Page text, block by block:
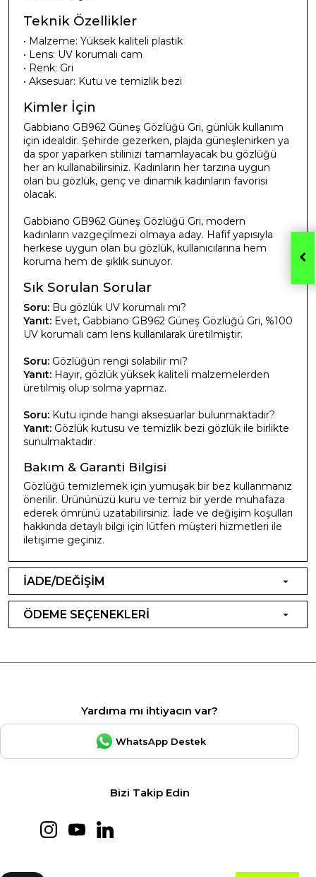
Teknik Özellikler
• Malzeme: Yüksek kaliteli plastik
• Lens: UV korumalı cam
• Renk: Gri
• Aksesuar: Kutu ve temizlik bezi
Kimler İçin
Gabbiano GB962 Güneş Gözlüğü Gri, günlük kullanım
için idealdir. Şehirde gezerken, plajda güneşlenirken ya
da spor yaparken stilinizi tamamlayacak bu gözlüğü
her an kullanabilirsiniz. Kadınların her tarzına uygun
olan bu gözlük, genç ve dinamik kadınların favorisi
olacak.
Gabbiano GB962 Güneş Gözlüğü Gri, modern
kadınların vazgeçilmezi olmaya aday. Hafif yapısıyla
herkese uygun olan bu gözlük, kullanıcılarına hem
koruma hem de şıklık sunuyor.
Sık Sorulan Sorular
Soru: Bu gözlük UV korumalı mı?
Yanıt: Evet, Gabbiano GB962 Güneş Gözlüğü Gri, %100
UV korumalı cam lens kullanılarak üretilmiştir.
Soru: Gözlüğün rengi solabilir mi?
Yanıt: Hayır, gözlük yüksek kaliteli malzemelerden
üretilmiş olup solma yapmaz.
Soru: Kutu içinde hangi aksesuarlar bulunmaktadır?
Yanıt: Gözlük kutusu ve temizlik bezi gözlük ile birlikte
sunulmaktadır.
Bakım & Garanti Bilgisi
Gözlüğü temizlemek için yumuşak bir bez kullanmanız
önerilir. Ürününüzü kuru ve temiz bir yerde muhafaza
ederek ömrünü uzatabilirsiniz. İade ve değişim koşulları
hakkında detaylı bilgi için lütfen müşteri hizmetleri ile
iletişime geçiniz.
İADE/DEĞİŞİM
ÖDEME SEÇENEKLERİ
Yardıma mı ihtiyacın var?
WhatsApp Destek
Bizi Takip Edin